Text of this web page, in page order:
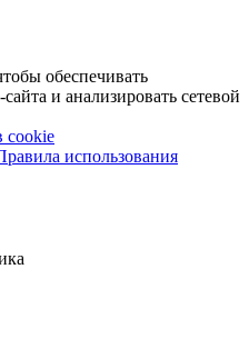
обеспечивать
и анализировать сетевой
cookie
использования